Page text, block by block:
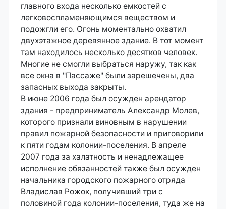
главного входа несколько емкостей с
легковоспламеняющимся веществом и
подожгли его. Огонь моментально охватил
двухэтажное деревянное здание. В тот момент
там находилось несколько десятков человек.
Многие не смогли выбраться наружу, так как
все окна в "Пассаже" были зарешечены, два
запасных выхода закрыты.
В июне 2006 года был осужден арендатор
здания - предприниматель Александр Молев,
которого признали виновным в нарушении
правил пожарной безопасности и приговорили
к пяти годам колонии-поселения. В апреле
2007 года за халатность и ненадлежащее
исполнение обязанностей также был осужден
начальника городского пожарного отряда
Владислав Рожок, получивший три с
половиной года колонии-поселения, туда же на